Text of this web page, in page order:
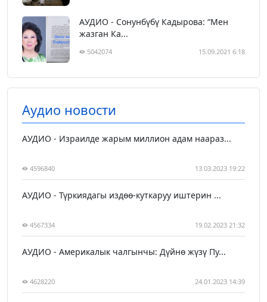
АУДИО - Сонунбүбү Кадырова: “Мен
жазган Ка...
5042074 15.09.2021 6:18
Аудио новости
АУДИО - Израилде жарым миллион адам наараз...
4596840 13.03.2023 19:22
АУДИО - Түркиядагы издөө-куткаруу иштерин ...
4567334 19.02.2023 21:32
АУДИО - Америкалык чалгынчы: Дүйнө жүзү Пу...
4628220 24.01.2023 14:39